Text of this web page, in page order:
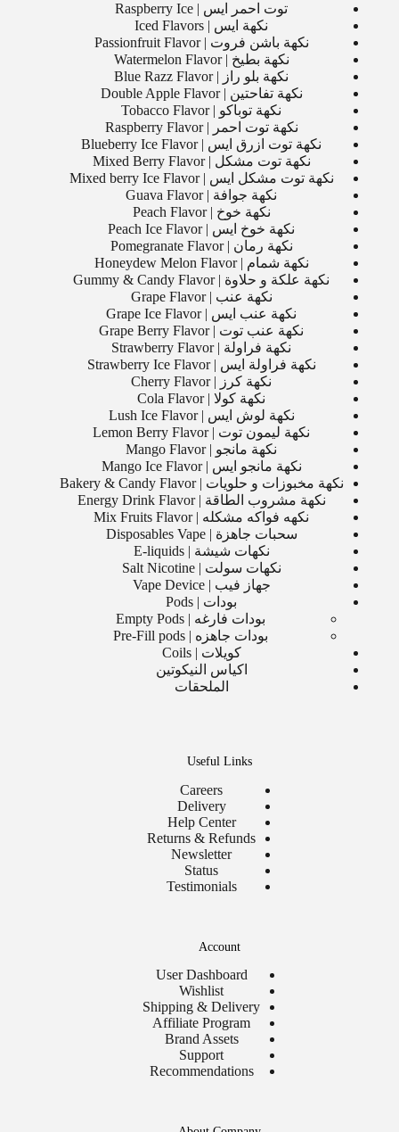
توت احمر ايس | Raspberry Ice
نكهة ايس | Iced Flavors
نكهة باشن فروت | Passionfruit Flavor
نكهة بطيخ | Watermelon Flavor
نكهة بلو راز | Blue Razz Flavor
نكهة تفاحتين | Double Apple Flavor
نكهة توباكو | Tobacco Flavor
نكهة توت احمر | Raspberry Flavor
نكهة توت ازرق ايس | Blueberry Ice Flavor
نكهة توت مشكل | Mixed Berry Flavor
نكهة توت مشكل ايس | Mixed berry Ice Flavor
نكهة جوافة | Guava Flavor
نكهة خوخ | Peach Flavor
نكهة خوخ ايس | Peach Ice Flavor
نكهة رمان | Pomegranate Flavor
نكهة شمام | Honeydew Melon Flavor
نكهة علكة و حلاوة | Gummy & Candy Flavor
نكهة عنب | Grape Flavor
نكهة عنب ايس | Grape Ice Flavor
نكهة عنب توت | Grape Berry Flavor
نكهة فراولة | Strawberry Flavor
نكهة فراولة ايس | Strawberry Ice Flavor
نكهة كرز | Cherry Flavor
نكهة كولا | Cola Flavor
نكهة لوش ايس | Lush Ice Flavor
نكهة ليمون توت | Lemon Berry Flavor
نكهة مانجو | Mango Flavor
نكهة مانجو ايس | Mango Ice Flavor
نكهة مخبوزات و حلويات | Bakery & Candy Flavor
نكهة مشروب الطاقة | Energy Drink Flavor
نكهه فواكه مشكله | Mix Fruits Flavor
سحبات جاهزة | Disposables Vape
نكهات شيشة | E-liquids
نكهات سولت | Salt Nicotine
جهاز فيب | Vape Device
بودات | Pods
بودات فارغه | Empty Pods
بودات جاهزه | Pre-Fill pods
كويلات | Coils
اكياس النيكوتين
الملحقات
Useful Links
Careers
Delivery
Help Center
Returns & Refunds
Newsletter
Status
Testimonials
Account
User Dashboard
Wishlist
Shipping & Delivery
Affiliate Program
Brand Assets
Support
Recommendations